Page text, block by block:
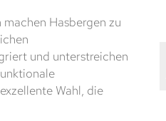
Hasbergen zu
und unterstreichen
Wahl, die